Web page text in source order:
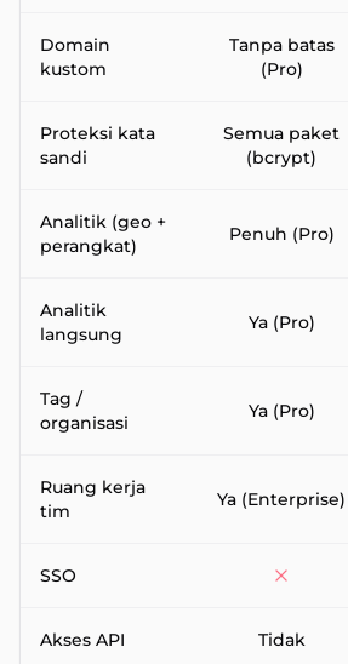
Domain
kustom
Tanpa batas
(Pro)
Proteksi kata
sandi
Semua paket
(bcrypt)
Analitik (geo +
perangkat)
Penuh (Pro)
Analitik
langsung
Ya (Pro)
Tag /
organisasi
Ya (Pro)
Ruang kerja
tim
Ya (Enterprise)
SSO
Akses API Tidak